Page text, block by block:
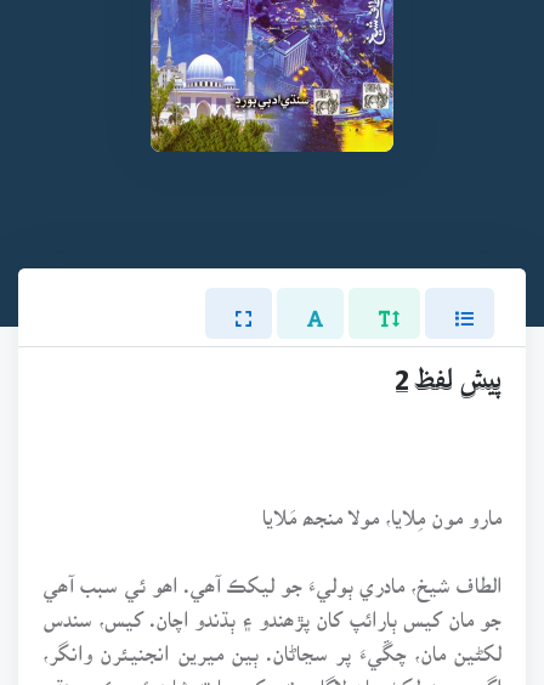
پيش لفظ 2
مارو مون مِلايا، مولا منجھ مَلايا
الطاف شيخ، مادري ٻوليءَ جو ليکڪ آھي. اھو ئي سبب آھي
جو مان کيس ٻارائپ کان پڙھندو ۽ ٻڌندو اچان. کيس، سندس
لکڻين مان، چڱيءَ پر سڃاڻان. ٻين ميرين انجنيئرن وانگر،
اگر ھو به لکڻ سان لاڳاپو نه رکي ھا ته شايد ئي ڪو سنڌ-